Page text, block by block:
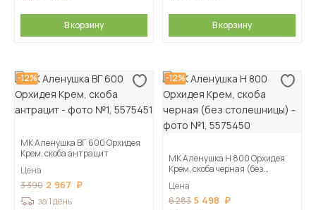
В корзину В корзину
-12%
МК Аленушка ВГ 600 Орхидея
Крем, скоба антрацит
Цена
3 390 2 967
за 1 день
-12%
МК Аленушка Н 800 Орхидея
Крем, скоба черная (без
Цена
6 283 5 498